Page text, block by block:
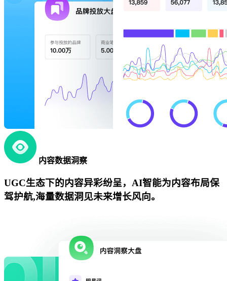
内容数据洞察
UGC生态下的内容异彩纷呈，AI智能为内容布局保
驾护航,海量数据洞见未来增长风向。